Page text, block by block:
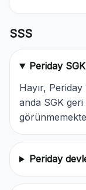
SSS
Periday
Hayır,
anda SGK geri
Periday